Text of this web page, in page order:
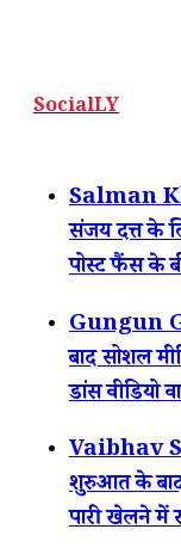
SocialLY
Salman
संजय दत्त के
पोस्ट फैंस के
Gungun
बाद सोशल
डांस वीडियो
Vaibhav
शुरुआत के
पारी खेलने में